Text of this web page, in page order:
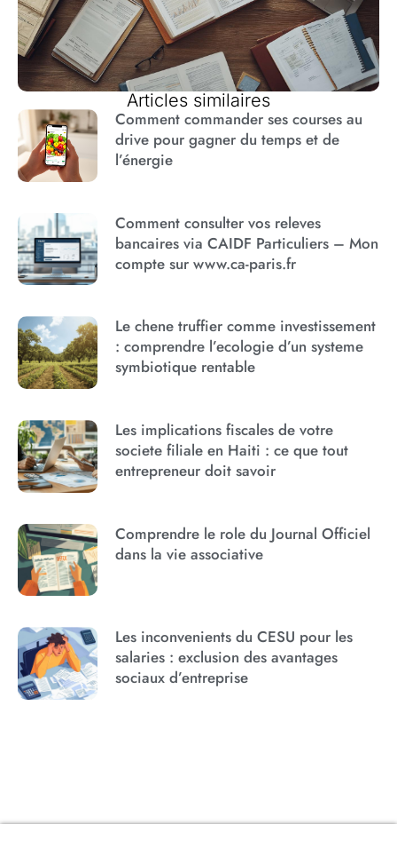
Articles similaires
Comment commander ses courses au
drive pour gagner du temps et de
l’énergie
Comment consulter vos releves
bancaires via CAIDF Particuliers – Mon
compte sur www.ca-paris.fr
Le chene truffier comme investissement
: comprendre l’ecologie d’un systeme
symbiotique rentable
Les implications fiscales de votre
societe filiale en Haiti : ce que tout
entrepreneur doit savoir
Comprendre le role du Journal Officiel
dans la vie associative
Les inconvenients du CESU pour les
salaries : exclusion des avantages
sociaux d’entreprise